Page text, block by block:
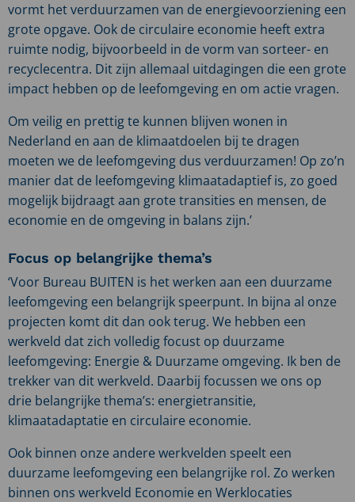
vormt het verduurzamen van de energievoorziening een
grote opgave. Ook de circulaire economie heeft extra
ruimte nodig, bijvoorbeeld in de vorm van sorteer- en
recyclecentra. Dit zijn allemaal uitdagingen die een grote
impact hebben op de leefomgeving en om actie vragen.
Om veilig en prettig te kunnen blijven wonen in
Nederland en aan de klimaatdoelen bij te dragen
moeten we de leefomgeving dus verduurzamen! Op zo’n
manier dat de leefomgeving klimaatadaptief is, zo goed
mogelijk bijdraagt aan grote transities en mensen, de
economie en de omgeving in balans zijn.’
Focus op belangrijke thema’s
‘Voor Bureau BUITEN is het werken aan een duurzame
leefomgeving een belangrijk speerpunt. In bijna al onze
projecten komt dit dan ook terug. We hebben een
werkveld dat zich volledig focust op duurzame
leefomgeving: Energie & Duurzame omgeving. Ik ben de
trekker van dit werkveld. Daarbij focussen we ons op
drie belangrijke thema’s: energietransitie,
klimaatadaptatie en circulaire economie.
Ook binnen onze andere werkvelden speelt een
duurzame leefomgeving een belangrijke rol. Zo werken
binnen ons werkveld Economie en Werklocaties